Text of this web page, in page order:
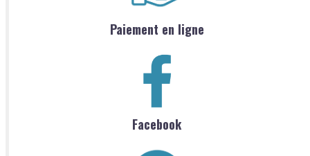
Paiement en ligne
Facebook